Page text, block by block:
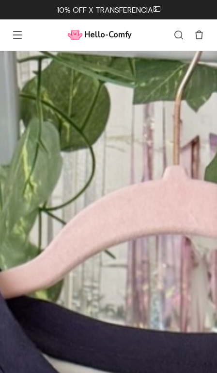
10% OFF X TRANSFERENCIA💵
Hello-Comfy